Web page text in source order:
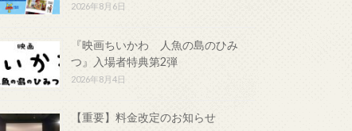
2026年8月6日
『映画ちいかわ 人魚の島のひみ
つ』入場者特典第2弾
2026年8月4日
【重要】料金改定のお知らせ